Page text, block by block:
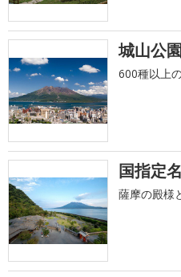
城山公
600種以上
国指定
薩摩の殿様